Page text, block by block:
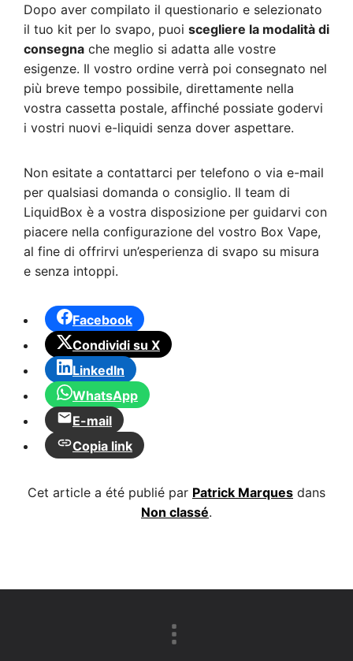
Dopo aver compilato il questionario e selezionato
il tuo kit per lo svapo, puoi scegliere la modalità di
consegna che meglio si adatta alle vostre
esigenze. Il vostro ordine verrà poi consegnato nel
più breve tempo possibile, direttamente nella
vostra cassetta postale, affinché possiate godervi
i vostri nuovi e-liquidi senza dover aspettare.
Non esitate a contattarci per telefono o via e-mail
per qualsiasi domanda o consiglio. Il team di
LiquidBox è a vostra disposizione per guidarvi con
piacere nella configurazione del vostro Box Vape,
al fine di offrirvi un’esperienza di svapo su misura
e senza intoppi.
Facebook
Condividi su X
LinkedIn
WhatsApp
E-mail
Copia link
Cet article a été publié par Patrick Marques dans
Non classé.